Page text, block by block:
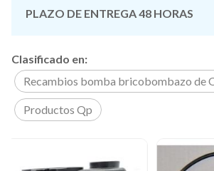
PLAZO DE ENTREGA 48 HORAS
Clasificado en:
Recambios bomba bricobombazo de
Productos Qp